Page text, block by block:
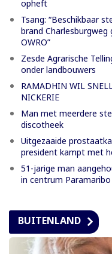
opheft
Tsang: “Beschikbaar
brand
OWRO”
Zesde Agrarische
onder landbouwers
RAMADHIN WIL
NICKERIE
Man met meerdere
discotheek
Uitgezaaide
president kampt met
51-jarige man
in centrum Paramaribo
BUITENLAND